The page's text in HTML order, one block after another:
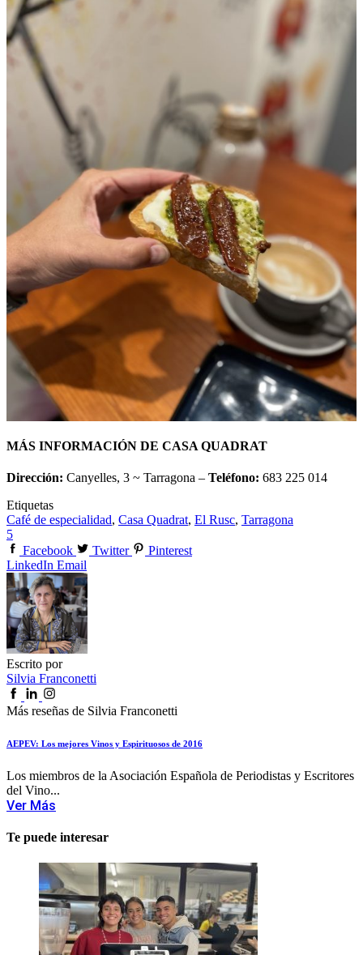
MÁS INFORMACIÓN DE CASA QUADRAT
Dirección: Canyelles, 3 ~ Tarragona – Teléfono: 683 225 014
Etiquetas
Café de especialidad, Casa Quadrat, El Rusc, Tarragona
5
Facebook
Twitter
Pinterest
LinkedIn Email
Escrito por
Silvia Franconetti
Más reseñas de Silvia Franconetti
AEPEV: Los mejores Vinos y Espirituosos de 2016
Los miembros de la Asociación Española de Periodistas y Escritores
del Vino...
Ver Más
Te puede interesar